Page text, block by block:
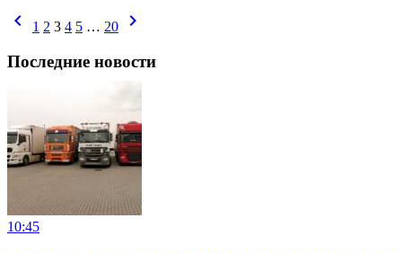
chevron_left 1 2 3 4 5 … 20 chevron_right
Последние новости
10:45